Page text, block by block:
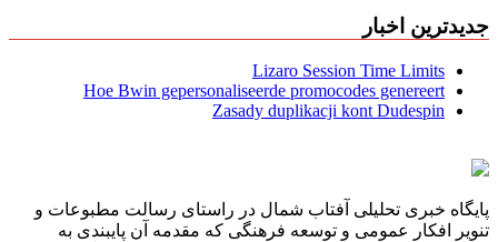
جدیدترین اخبار
Lizaro Session Time Limits
Hoe Bwin gepersonaliseerde promocodes genereert
Zasady duplikacji kont Dudespin
پایگاه خبری تحلیلی آفتاب شمال در راستای رسالت مطبوعات و
تنویر افکار عمومی و توسعه فرهنگی که مقدمه آن پایبندی به